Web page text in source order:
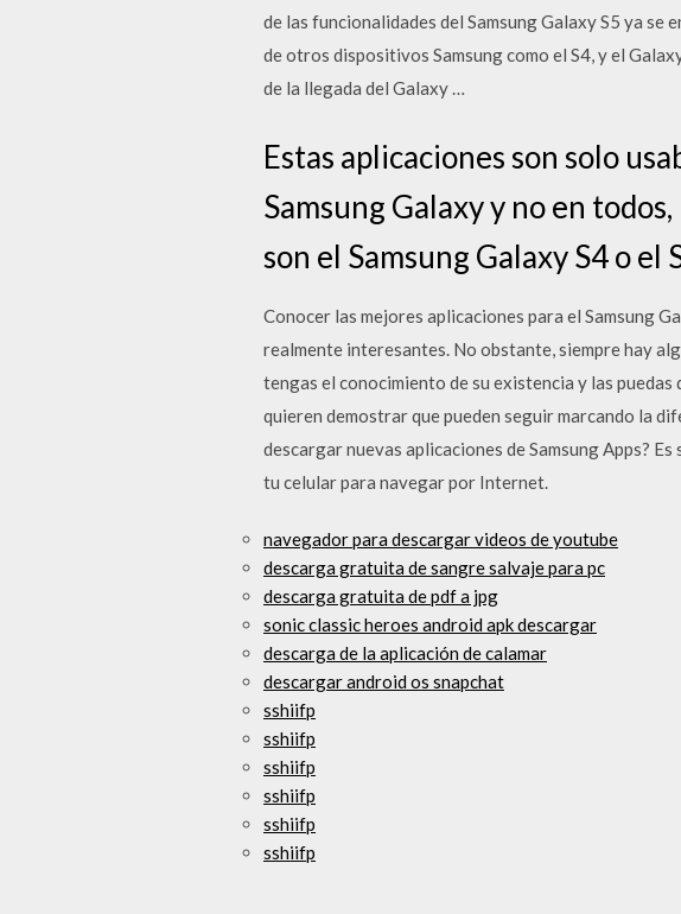
de las funcionalidades del Samsung Galaxy S5 ya
de otros dispositivos Samsung como el S4, y el
de la llegada del Galaxy …
Estas aplicaciones son solo
Samsung Galaxy y no en
son el Samsung Galaxy S4 o el
Conocer las mejores aplicaciones para el Samsung
realmente interesantes. No obstante, siempre hay
tengas el conocimiento de su existencia y las
quieren demostrar que pueden seguir marcando la
descargar nuevas aplicaciones de Samsung Apps?
tu celular para navegar por Internet.
navegador para descargar videos de youtube
descarga gratuita de sangre salvaje para pc
descarga gratuita de pdf a jpg
sonic classic heroes android apk descargar
descarga de la aplicación de calamar
descargar android os snapchat
sshiifp
sshiifp
sshiifp
sshiifp
sshiifp
sshiifp